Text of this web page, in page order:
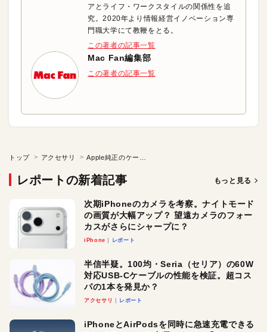
アとライフ・ワークスタイルの関係性を追
究。2020年より情報経営イノベーション専
門職大学にて教鞭をとる。
この著者の記事一覧
Mac Fan編集部
この著者の記事一覧
トップ アクセサリ
レポートの新着記事 もっと見る
次期iPhoneのカメラを考察。ナイトモード
の画質が大幅アップ？ 望遠カメラのフォー
カスがさらにシャープに？
iPhone レポート
半信半疑。100均・Seria（セリア）の60W
対応USB-Cケーブルの性能を検証。超コス
パの1本を発見か？
アクセサリ レポート
iPhoneとAirPodsを同時に急速充電できる